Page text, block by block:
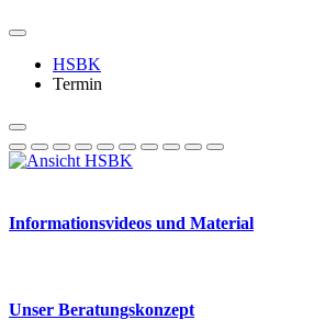
HSBK
Termin
Informationsvideos und Material
Unser Beratungskonzept